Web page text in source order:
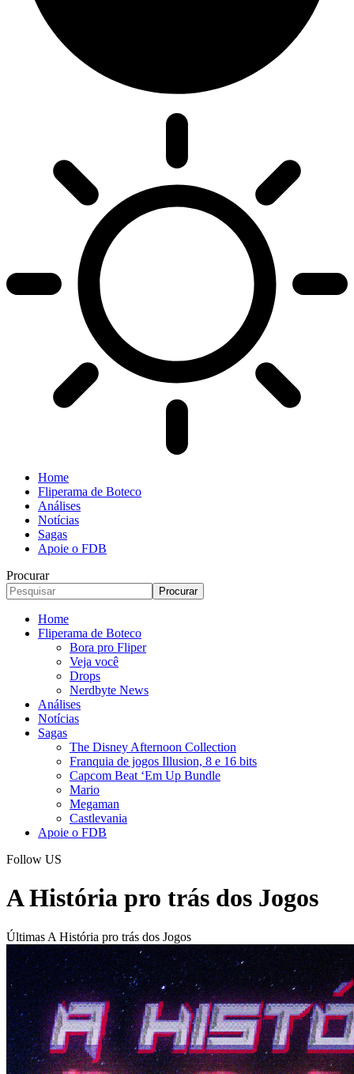
Home
Fliperama de Boteco
Análises
Notícias
Sagas
Apoie o FDB
Procurar
Home
Fliperama de Boteco
Bora pro Fliper
Veja você
Drops
Nerdbyte News
Análises
Notícias
Sagas
The Disney Afternoon Collection
Franquia de jogos Illusion, 8 e 16 bits
Capcom Beat ‘Em Up Bundle
Mario
Megaman
Castlevania
Apoie o FDB
Follow US
A História pro trás dos Jogos
Últimas A História pro trás dos Jogos